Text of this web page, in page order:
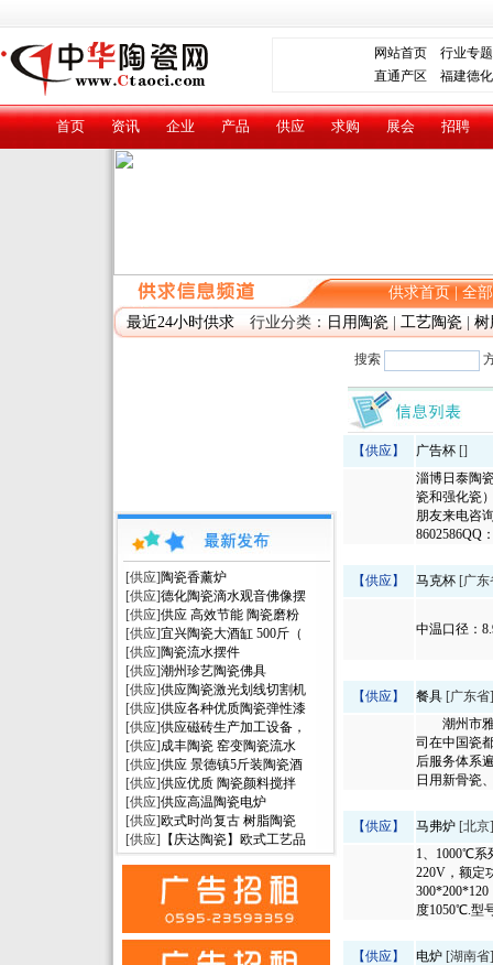
网站首页
行业专题
直通产区 福建德化
首页 资讯 企业 产品 供应 求购 展会 招聘
供求首页|全部
最近24小时供求行业分类： 日用陶瓷| 工艺陶瓷| 树
[供应]陶瓷香薰炉
[供应]德化陶瓷滴水观音佛像摆
[供应]供应 高效节能 陶瓷磨粉
[供应]宜兴陶瓷大酒缸 500斤（
[供应]陶瓷流水摆件
[供应]潮州珍艺陶瓷佛具
[供应]供应陶瓷激光划线切割机
[供应]供应各种优质陶瓷弹性漆
[供应]供应磁砖生产加工设备，
[供应]成丰陶瓷 窑变陶瓷流水
[供应]供应 景德镇5斤装陶瓷酒
[供应]供应优质 陶瓷颜料搅拌
[供应]供应高温陶瓷电炉
[供应]欧式时尚复古 树脂陶瓷
[供应] 【庆达陶瓷】欧式工艺品
搜索
【供应】 广告杯 []
淄博日泰陶
瓷和强化瓷
朋友来电咨
8602586QQ
【供应】 马克杯 [广东
中温口径：
【供应】 餐具[广东省]
潮州市雅
司在中国瓷
后服务体系
日用新骨瓷
【供应】 马弗炉[北京]
1、1000℃系
220V，额定
度1050℃.型
【供应】 电炉[湖南省]